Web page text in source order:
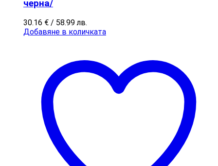
черна/
30.16 € / 58.99 лв.
Добавяне в количката